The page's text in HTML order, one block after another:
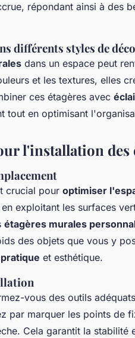
répondant ainsi à des
différents styles de déco
dans un espace peut
et les textures, elles
ces étagères avec
tout en optimisant
l'installation des
crucial pour optimiser
exploitant les surfaces
étagères murales
des objets que vous y
et esthétique.
vous des outils
par marquer les points de
Cela garantit la stabilité